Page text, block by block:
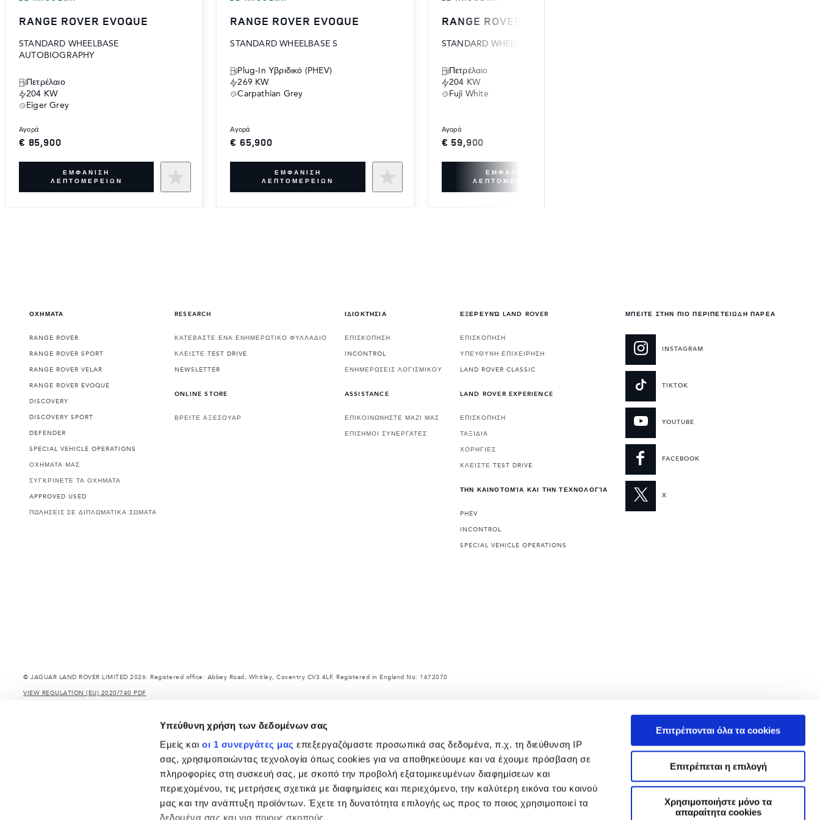
Υπεύθυνη χρήση των δεδομένων σας
Εμείς καιοι 1 συνεργάτες μας επεξεργαζόμαστε προσωπικά σας δεδομένα, π.χ. τη διεύθυνση IP
σας, χρησιμοποιώντας τεχνολογία όπως cookies για να αποθηκεύουμε και να έχουμε πρόσβαση σε
πληροφορίες στη συσκευή σας, με σκοπό την προβολή εξατομικευμένων διαφημίσεων και
περιεχομένου, τις μετρήσεις σχετικά με διαφημίσεις και περιεχόμενο, την καλύτερη εικόνα του κοινού
μας και την ανάπτυξη προϊόντων. Έχετε τη δυνατότητα επιλογής ως προς το ποιος χρησιμοποιεί τα
δεδομένα σας και για ποιους σκοπούς.
Επιτρέπονται όλα τα cookies
Επιτρέπεται η επιλογή
Χρησιμοποιήστε μόνο τα
απαραίτητα cookies
RANGE ROVER EVOQUE
STANDARD WHEELBASE
AUTOBIOGRAPHY
Πετρέλαιο
204 KW
Eiger Grey
αγορά
€ 85,900
ΕΜΦΆΝΙΣΗ
ΛΕΠΤΟΜΕΡΕΙΏΝ
RANGE ROVER EVOQUE
STANDARD WHEELBASE S
Plug-In Υβριδικό (PHEV)
269 KW
Carpathian Grey
αγορά
€ 65,900
ΕΜΦΆΝΙΣΗ
ΛΕΠΤΟΜΕΡΕΙΏΝ
RANGE ROVER EVOQUE
STANDARD WHEELBASE S
Πετρέλαιο
204 KW
Fuji White
αγορά
€ 59,900
ΕΜΦΆΝΙΣΗ
ΛΕΠΤΟΜΕΡΕΙΏΝ
ΟΧΗΜΑΤΑ
RANGE ROVER
RANGE ROVER SPORT
RANGE ROVER VELAR
RANGE ROVER EVOQUE
DISCOVERY
DISCOVERY SPORT
DEFENDER
SPECIAL VEHICLE OPERATIONS
ΟΧΗΜΑΤΑ ΜΑΣ
ΣΥΓΚΡΙΝΕΤΕ ΤΑ ΟΧΗΜΑΤΑ
APPROVED USED
ΠΩΛΗΣΕΙΣ ΣΕ ΔΙΠΛΩΜΑΤΙΚΑ ΣΩΜΑΤΑ
RESEARCH
ΚΑΤΕΒΑΣΤΕ ΕΝΑ ΕΝΗΜΕΡΩΤΙΚΟ ΦΥΛΛΑΔΙΟ
ΚΛΕΙΣΤΕ TEST DRIVE
NEWSLETTER
ONLINE STORE
ΒΡΕΙΤΕ ΑΞΕΣΟΥΑΡ
ΙΔΙΟΚΤΗΣΙΑ
ΕΠΙΣΚΟΠΗΣΗ
INCONTROL
ΕΝΗΜΕΡΩΣΕΙΣ ΛΟΓΙΣΜΙΚΟΥ
ASSISTANCE
ΕΠΙΚΟΙΝΩΝΗΣΤΕ ΜΑΖΙ ΜΑΣ
ΕΠΙΣΗΜΟΙ ΣΥΝΕΡΓΑΤΕΣ
ΕΞΕΡΕΥΝΏ LAND ROVER
ΕΠΙΣΚΟΠΗΣΗ
ΥΠΕΥΘΥΝΗ ΕΠΙΧΕΙΡΗΣΗ
LAND ROVER CLASSIC
LAND ROVER EXPERIENCE
ΕΠΙΣΚΟΠΗΣΗ
ΤΑΞΙΔΙΑ
ΧΟΡΗΓΙΕΣ
ΚΛΕΙΣΤΕ TEST DRIVE
ΤΗΝ ΚΑΙΝΟΤΟΜΊΑ ΚΑΙ ΤΗΝ ΤΕΧΝΟΛΟΓΊΑ
PHEV
INCONTROL
SPECIAL VEHICLE OPERATIONS
ΜΠΕΙΤΕ ΣΤΗΝ ΠΙΟ ΠΕΡΙΠΕΤΕΙΩΔΗ ΠΑΡΕΑ
INSTAGRAM
TIKTOK
YOUTUBE
FACEBOOK
X
© JAGUAR LAND ROVER LIMITED 2026: Registered office: Abbey Road, Whitley, Coventry CV3 4LF. Registered in England No: 1672070
VIEW REGULATION (EU) 2020/740 PDF
Τα δηλωμένα βάρη αντανακλούν την τυπική προδιαγραφή του οχήματος. Τα αξεσουάρ και άλλα αντικείμενα που τοποθετούνται μετά την κατασκευή επηρεάζουν το ωφέλιμο φορτίο. Βεβαιωθείτε ότι το Μικτό Βάρος Οχήματος και τα Μέγιστα Φορτία Άξονα δεν
ξεπερνιούνται κατά τη φόρτωση του οχήματος με αξεσουάρ, επιβάτες, υγρά, καύσιμα και ωφέλιμο φορτίο.
ΣΗΜΑΝΤΙΚΗ ΣΗΜΕΙΩΣΗ: Μερικές από τις επιλογές - μοντέλα, εκδόσεις ή προαιρετικά χαρακτηριστικά - που εμφανίζονται στο διαμορφωτή και στον ιστότοπο https://www.landrover.gr/ ενδέχεται να μην είναι πλέον διαθέσιμα αυτήν τη στιγμή, λόγω
περιορισμών στην παραγωγή. Για ακριβείς και επικαιροποιημένες πληροφορίες, παρακαλούμε όπως επικοινωνήσετε με έμπορο του δικτύου της Land Rover.
Σημαντική σημείωση για εικόνες και προδιαγραφές. Η παγκόσμια έλλειψη ημιαγωγών επηρεάζει επί του παρόντος τις προδιαγραφές κατασκευής οχημάτων, τη διαθεσιμότητα των επιλογών εξοπλισμού και τους χρόνους κατασκευής. Αυτή είναι μια πολύ
ρευστή κατάσταση και, ως αποτέλεσμα, οι εικόνες που χρησιμοποιούνται επί του παρόντος στον ιστότοπο ενδέχεται να μην αντικατοπτρίζουν πλήρως τις τρέχουσες προδιαγραφές για χαρακτηριστικά, προαιρετικό εξοπλισμό, εκδόσεις και συνδυασμούς
Η Jaguar Land Rover Limited αναζητά συνεχώς τρόπους βελτίωσης του εξοπλισμού, της σχεδίασης και της παραγωγής των οχημάτων, ανταλλακτικών και αξεσουάρ της, και οι αλλαγές μπορεί να είναι συνεχείς. Διατηρούμε το δικαίωμα να τροποποιούμε τα